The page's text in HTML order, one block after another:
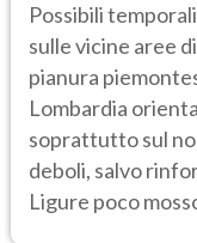
Possibili
sulle vicine aree
pianura
Lombardia
soprattutto sul
deboli, salvo
Ligure poco